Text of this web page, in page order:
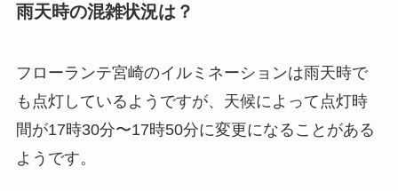
雨天時の混雑状況は？
フローランテ宮崎のイルミネーションは雨天時で
も点灯しているようですが、天候によって点灯時
間が17時30分〜17時50分に変更になることがある
ようです。